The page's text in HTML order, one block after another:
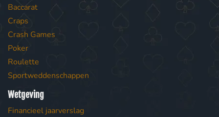
Baccarat
Craps
Crash Games
Poker
Roulette
Sportweddenschappen
Wetgeving
Financieel jaarverslag